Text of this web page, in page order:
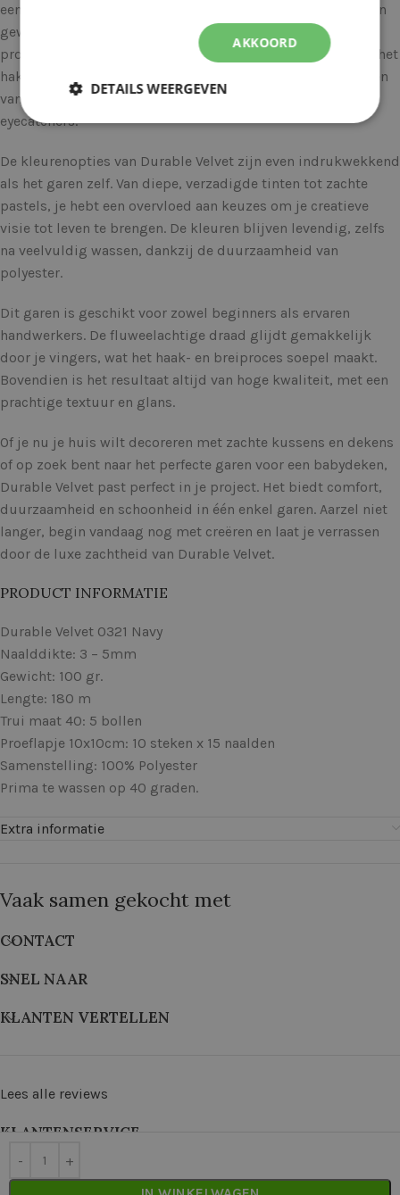
een weelderige, fluweelachtige textuur. Het voelt niet alleen
geweldig aan op je huid, maar het zorgt er ook voor dat je
projecten er elegant en verfijnd uitzien. Of je nu kiest voor het
haken van knuffeldekens, het breien van truien of het maken
van accessoires, met Durable Velvet creëer je echte
eyecatchers.
De kleurenopties van Durable Velvet zijn even indrukwekkend
als het garen zelf. Van diepe, verzadigde tinten tot zachte
pastels, je hebt een overvloed aan keuzes om je creatieve
visie tot leven te brengen. De kleuren blijven levendig, zelfs
na veelvuldig wassen, dankzij de duurzaamheid van
polyester.
Dit garen is geschikt voor zowel beginners als ervaren
handwerkers. De fluweelachtige draad glijdt gemakkelijk
door je vingers, wat het haak- en breiproces soepel maakt.
Bovendien is het resultaat altijd van hoge kwaliteit, met een
prachtige textuur en glans.
Of je nu je huis wilt decoreren met zachte kussens en dekens
of op zoek bent naar het perfecte garen voor een babydeken,
Durable Velvet past perfect in je project. Het biedt comfort,
duurzaamheid en schoonheid in één enkel garen. Aarzel niet
langer, begin vandaag nog met creëren en laat je verrassen
door de luxe zachtheid van Durable Velvet.
PRODUCT INFORMATIE
Durable Velvet 0321 Navy
Naalddikte: 3 – 5mm
Gewicht: 100 gr.
Lengte: 180 m
Trui maat 40: 5 bollen
Proeflapje 10x10cm: 10 steken x 15 naalden
Samenstelling: 100% Polyester
Prima te wassen op 40 graden.
Extra informatie
Vaak samen gekocht met
CONTACT
SNEL NAAR
KLANTEN VERTELLEN
Lees alle reviews
KLANTENSERVICE
2026
AKKOORD
DETAILS WEERGEVEN